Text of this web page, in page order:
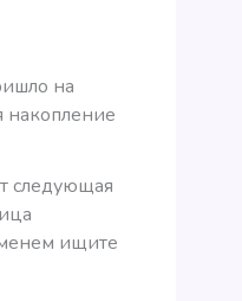
на
накопление
следующая
ищите